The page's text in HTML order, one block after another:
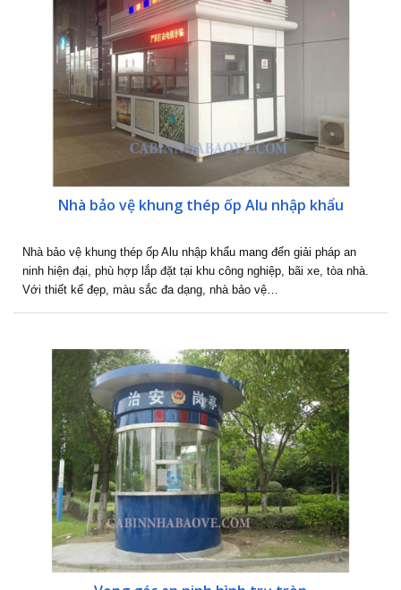
Nhà bảo vệ khung thép ốp Alu nhập khẩu
Nhà bảo vệ khung thép ốp Alu nhập khẩu mang đến giải pháp an
ninh hiện đại, phù hợp lắp đặt tại khu công nghiệp, bãi xe, tòa nhà.
Với thiết kế đẹp, màu sắc đa dạng, nhà bảo vệ…